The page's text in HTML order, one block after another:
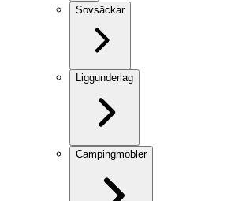
Sovsäckar
Liggunderlag
Campingmöbler